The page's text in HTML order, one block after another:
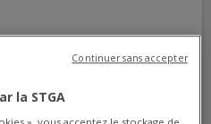
de travaux sur Ruelle,
et "Jean Antoine", du
la STGA
Continuer sans accepter